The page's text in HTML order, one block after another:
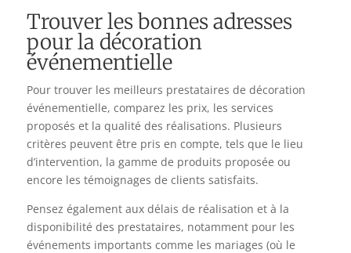
Trouver les bonnes adresses
pour la décoration
événementielle
Pour trouver les meilleurs prestataires de décoration
événementielle, comparez les prix, les services
proposés et la qualité des réalisations. Plusieurs
critères peuvent être pris en compte, tels que le lieu
d’intervention, la gamme de produits proposée ou
encore les témoignages de clients satisfaits.
Pensez également aux délais de réalisation et à la
disponibilité des prestataires, notamment pour les
événements importants comme les mariages (où le